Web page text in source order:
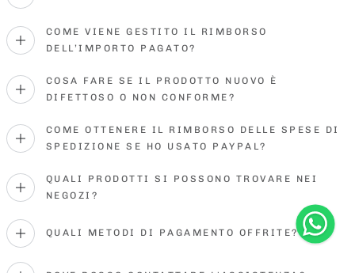
COME VIENE GESTITO IL RIMBORSO
DELL’IMPORTO PAGATO?
COSA FARE SE IL PRODOTTO NUOVO È
DIFETTOSO O NON CONFORME?
COME OTTENERE IL RIMBORSO DELLE SPESE DI
SPEDIZIONE SE HO USATO PAYPAL?
QUALI PRODOTTI SI POSSONO TROVARE NEI
NEGOZI?
QUALI METODI DI PAGAMENTO OFFRITE?